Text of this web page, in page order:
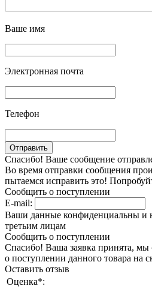
Ваше имя
Электронная почта
Телефон
Спасибо! Ваше сообщение
Во время отправки сообщения
пытаемся исправить это!
Сообщить о поступлении
E-mail:
Ваши данные конфиденциальны и
третьим лицам
Сообщить о поступлении
Спасибо! Ваша заявка принята, мы
о поступлении данного товара на
Оставить отзыв
Оценка*: